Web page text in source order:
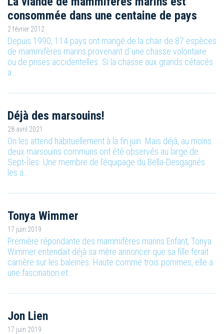
consommée dans une centaine de pays
2 février 2012
Depuis 1990, 114 pays ont mangé de la chair de 87 espèces
de mammifères marins provenant d´une chasse volontaire
ou de prises accidentelles. Si la chasse aux grands cétacés
a…
Déjà des marsouins!
28 avril 2021
On les attend habituellement à la fin juin. Mais déjà, au moins
deux marsouins communs ont été observés au large de
Sept-Îles. Une membre de l’équipage du Bella-Desgagnés
les a…
Tonya Wimmer
17 juin 2019
Première répondante des mammifères marins Enfant, Tonya
Wimmer entendait déjà sa mère annoncer que sa fille ferait
carrière sur les baleines. Haute comme trois pommes, elle a
une fascination et…
Jon Lien
17 juin 2019